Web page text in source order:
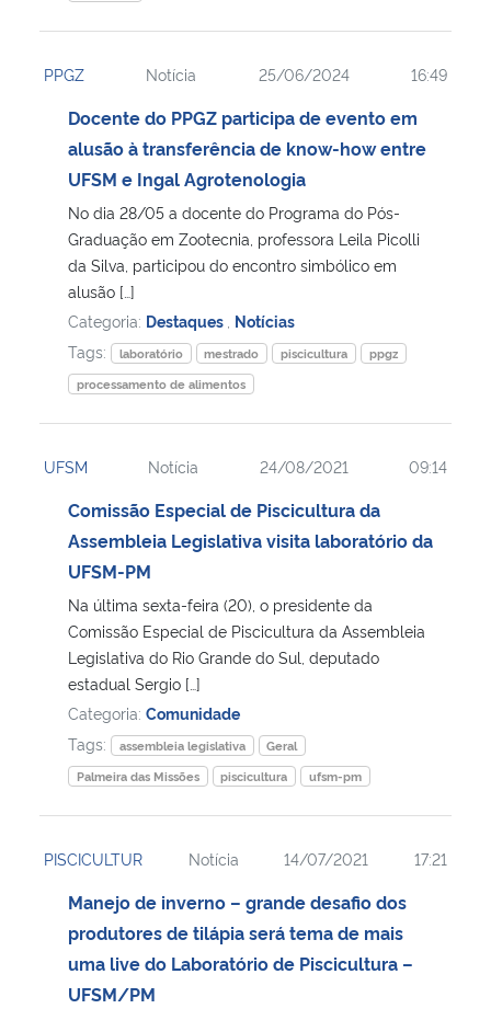
PPGZ Notícia 25/06/2024 16:49
Docente do PPGZ participa de evento em
alusão à transferência de know-how entre
UFSM e Ingal Agrotenologia
No dia 28/05 a docente do Programa do Pós-
Graduação em Zootecnia, professora Leila Picolli
da Silva, participou do encontro simbólico em
alusão […]
Categoria: Destaques Notícias
Tags:
laboratório mestrado piscicultura
ppgz
processamento de alimentos
UFSM Notícia 24/08/2021 09:14
Comissão Especial de Piscicultura da
Assembleia Legislativa visita laboratório da
UFSM-PM
Na última sexta-feira (20), o presidente da
Comissão Especial de Piscicultura da Assembleia
Legislativa do Rio Grande do Sul, deputado
estadual Sergio […]
Categoria: Comunidade
Tags:
assembleia legislativa
Geral
Palmeira das Missões
piscicultura ufsm-pm
PISCICULTUR Notícia 14/07/2021 17:21
Manejo de inverno – grande desafio dos
produtores de tilápia será tema de mais
uma live do Laboratório de Piscicultura –
UFSM/PM